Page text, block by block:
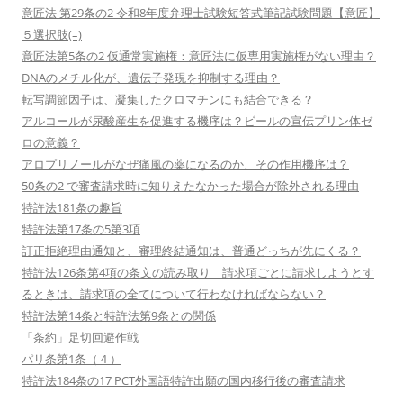
意匠法 第29条の2 令和8年度弁理士試験短答式筆記試験問題【意匠】
５選択肢(ﾆ)
意匠法第5条の2 仮通常実施権：意匠法に仮専用実施権がない理由？
DNAのメチル化が、遺伝子発現を抑制する理由？
転写調節因子は、凝集したクロマチンにも結合できる？
アルコールが尿酸産生を促進する機序は？ビールの宣伝プリン体ゼ
ロの意義？
アロプリノールがなぜ痛風の薬になるのか、その作用機序は？
50条の2 で審査請求時に知りえたなかった場合が除外される理由
特許法181条の趣旨
特許法第17条の5第3項
訂正拒絶理由通知と、審理終結通知は、普通どっちが先にくる？
特許法126条第4項の条文の読み取り 請求項ごとに請求しようとす
るときは、請求項の全てについて行わなければならない？
特許法第14条と特許法第9条との関係
「条約」足切回避作戦
パリ条第1条（４）
特許法184条の17 PCT外国語特許出願の国内移行後の審査請求